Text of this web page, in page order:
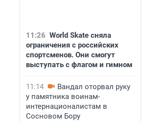
11:26 World Skate сняла
ограничения с российских
спортсменов. Они смогут
выступать с флагом и гимном
11:14
Вандал оторвал руку
у памятника воинам-
интернационалистам в
Сосновом Бору